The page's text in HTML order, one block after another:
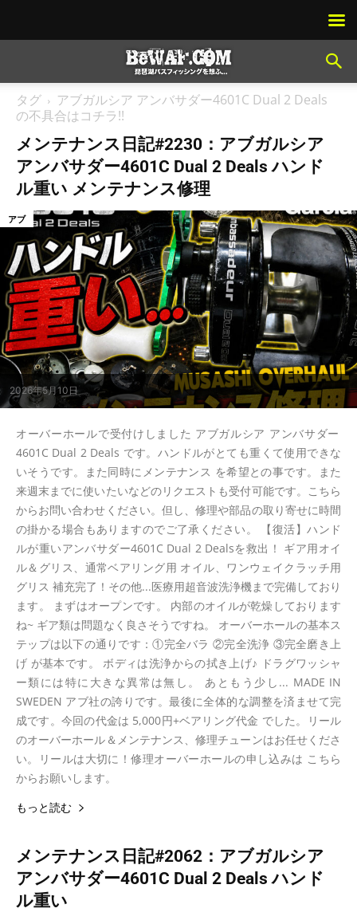
タグ
アブガルシア アンバサダー4601C Dual 2 Deals
の不具合はコチラ!!
メンテナンス日記#2230：アブガルシア
アンバサダー4601C Dual 2 Deals ハンド
ル重い メンテナンス修理
2026年5月10日
アブ
オーバーホールで受付けしました アブガルシア アンバサダー
4601C Dual 2 Deals です。ハンドルがとても重くて使用できな
いそうです。また同時にメンテナンス を希望との事です。また
来週末までに使いたいなどのリクエストも受付可能です。こちら
からお問い合わせください。但し、修理や部品の取り寄せに時間
の掛かる場合もありますのでご了承ください。 【復活】ハンド
ルが重いアンバサダー4601C Dual 2 Dealsを救出！ ギア用オイ
ル＆グリス、通常ベアリング用 オイル、ワンウェイクラッチ用
グリス 補充完了！その他...医療用超音波洗浄機まで完備しており
ます。 まずはオープンです。 内部のオイルが乾燥しております
ね~ ギア類は問題なく良さそうですね。 オーバーホールの基本ス
テップは以下の通りです：①完全バラ ②完全洗浄 ③完全磨き上
げ が基本です。 ボディは洗浄からの拭き上げ♪ ドラグワッシャ
ー類には特に大きな異常は無し。 あともう少し... MADE IN
SWEDEN アブ社の誇りです。最後に全体的な調整を済ませて完
成です。今回の代金は 5,000円+ベアリング代金 でした。リール
のオーバーホール＆メンテナンス、修理チューンはお任せくださ
い。リールは大切に！修理オーバーホールの申し込みは こちら
からお願いします。
もっと読む
メンテナンス日記#2062：アブガルシア
アンバサダー4601C Dual 2 Deals ハンド
ル重い